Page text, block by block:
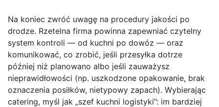
Na koniec zwróć uwagę na procedury jakości po
drodze. Rzetelna firma powinna zapewniać czytelny
system kontroli — od kuchni po dowóz — oraz
komunikować, co zrobić, jeśli przesyłka dotrze
później niż planowano albo jeśli zauważysz
nieprawidłowości (np. uszkodzone opakowanie, brak
oznaczenia posiłków, nietypowy zapach). Wybierając
catering, myśl jak „szef kuchni logistyki”: im bardziej